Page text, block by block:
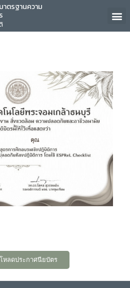
ตรฐานความ
คุณ
หลดประกาศนียบัตร